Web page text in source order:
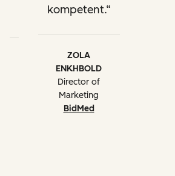
Operations Hub
Fortgeschrittene Ansätze
für die Nutzung der
kompetent.
ZOLA
ENKHBOLD
Director of
Marketing
BidMed